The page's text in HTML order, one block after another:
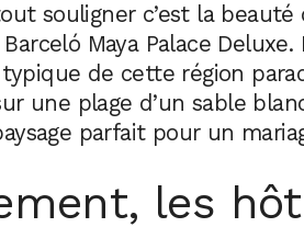
souligner c’est la
Maya Palace Deluxe.
de cette région
une plage d’un sable
parfait pour un
les